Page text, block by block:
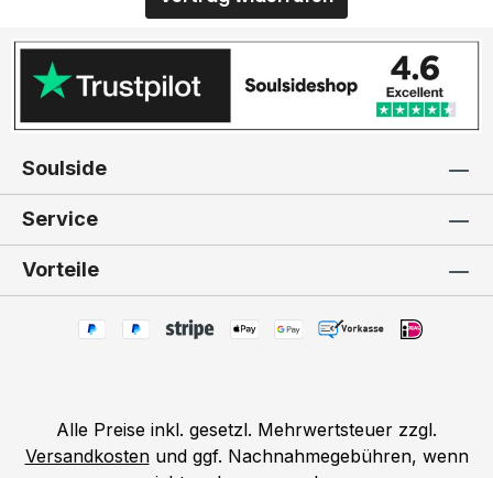
Soulside
Service
Vorteile
Alle Preise inkl. gesetzl. Mehrwertsteuer zzgl.
Versandkostenund ggf. Nachnahmegebühren, wenn